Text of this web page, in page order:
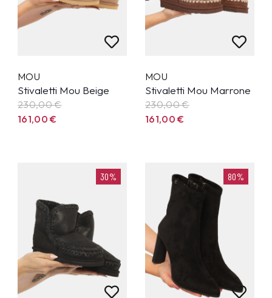
MOU
Stivaletti Mou Beige
230,00€
161,00€
MOU
Stivaletti Mou Marrone
230,00€
161,00€
30% 80%